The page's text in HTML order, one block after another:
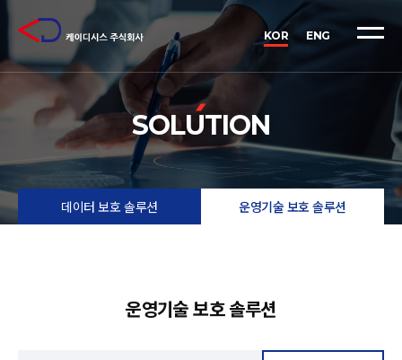
케
이
디
시
스
(KDSYS)
-
데
이
KOR ENG
SOLUTION
데이터 보호 솔루션 운영기술 보호 솔루션
운영기술 보호 솔루션